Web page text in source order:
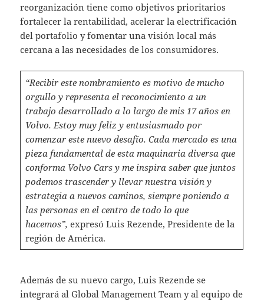
reorganización tiene como objetivos prioritarios
fortalecer la rentabilidad, acelerar la electrificación
del portafolio y fomentar una visión local más
cercana a las necesidades de los consumidores.
“Recibir este nombramiento es motivo de mucho
orgullo y representa el reconocimiento a un
trabajo desarrollado a lo largo de mis 17 años en
Volvo. Estoy muy feliz y entusiasmado por
comenzar este nuevo desafío. Cada mercado es una
pieza fundamental de esta maquinaria diversa que
conforma Volvo Cars y me inspira saber que juntos
podemos trascender y llevar nuestra visión y
estrategia a nuevos caminos, siempre poniendo a
las personas en el centro de todo lo que
hacemos”, expresó Luis Rezende, Presidente de la
región de América.
Además de su nuevo cargo, Luis Rezende se
integrará al Global Management Team y al equipo de